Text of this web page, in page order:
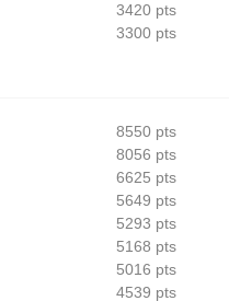
3420 pts
3300 pts
8550 pts
8056 pts
6625 pts
5649 pts
5293 pts
5168 pts
5016 pts
4539 pts